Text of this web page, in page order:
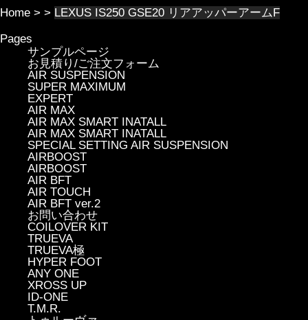
Home > > LEXUS IS250 GSE20 リアアッパーアームF
Pages
サンプルページ
お見積り/ご注文フォーム
AIR SUSPENSION
SUPER MAXIMUM
EXPERT
AIR MAX
AIR MAX SMART INATALL
AIR MAX SMART INATALL
SPECIAL SETTING AIR SUSPENSION
AIRBOOST
AIRBOOST
AIR BFT
AIR TOUCH
AIR BFT ver.2
お問い合わせ
COILOVER KIT
TRUEVA
TRUEVA極
HYPER FOOT
ANY ONE
XROSS UP
ID-ONE
T.M.R.